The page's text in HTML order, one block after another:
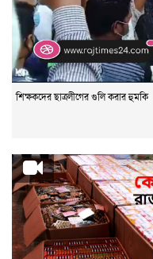
শিক্ষকদের ছাত্রলীগের গুলি করার হুমকি